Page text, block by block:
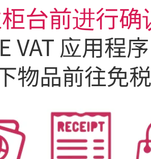
台前进行确
VAT 应用程序
物品前往免